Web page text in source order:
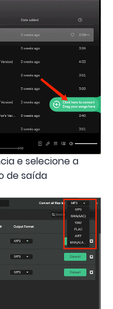
e selecione a
de saída